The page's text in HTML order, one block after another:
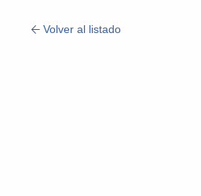
Volver al listado